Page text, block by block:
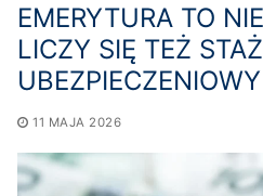
EMERYTURA TO
LICZY SIĘ TEŻ STAŻ
11 MAJA 2026